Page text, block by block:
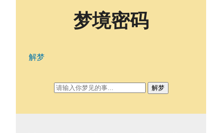
梦境密码
解梦
解梦